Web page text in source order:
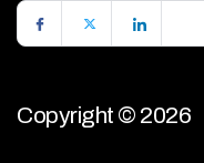
Copyright © 2026